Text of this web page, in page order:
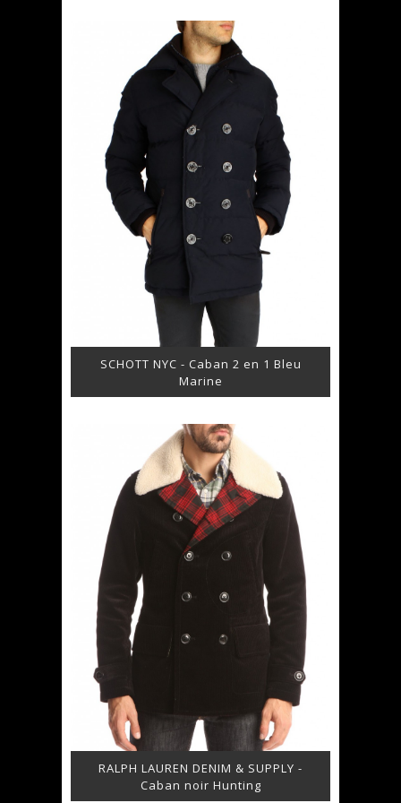
SCHOTT NYC - Caban 2 en 1 Bleu
Marine
RALPH LAUREN DENIM & SUPPLY -
Caban noir Hunting